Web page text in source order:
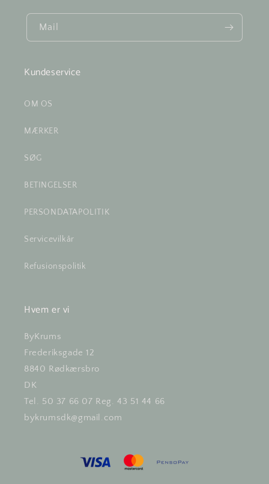
Mail
Kundeservice
OM OS
MÆRKER
SØG
BETINGELSER
PERSONDATAPOLITIK
Servicevilkår
Refusionspolitik
Hvem er vi
ByKrums
Frederiksgade 12
8840 Rødkærsbro
DK
Tel. 50 37 66 07 Reg. 43 51 44 66
bykrumsdk@gmail.com